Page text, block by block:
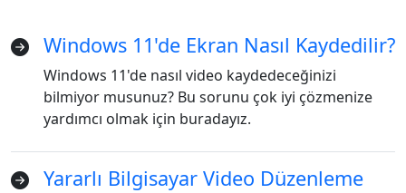
Windows 11'de Ekran Nasıl Kaydedilir?
Windows 11'de nasıl video kaydedeceğinizi
bilmiyor musunuz? Bu sorunu çok iyi çözmenize
yardımcı olmak için buradayız.
Yararlı Bilgisayar Video Düzenleme